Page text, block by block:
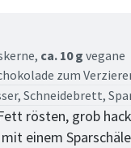
ca. 10 g vegane
zum
Schneidebrett,
rösten, grob
einem